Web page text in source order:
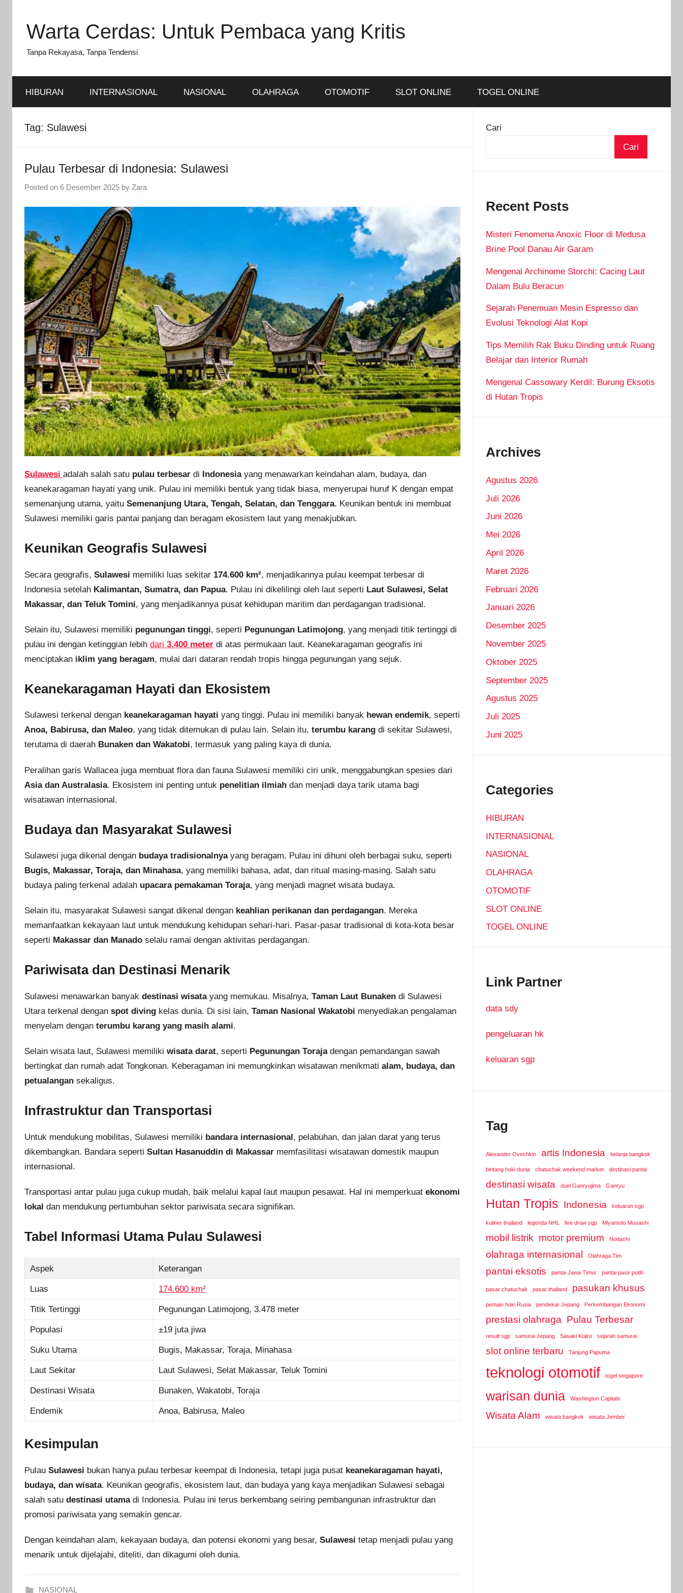
content
Warta Cerdas: Untuk Pembaca yang Kritis
Tanpa Rekayasa, Tanpa Tendensi
HIBURAN INTERNASIONAL NASIONAL OLAHRAGA OTOMOTIF SLOT ONLINE TOGEL ONLINE
Tag: Sulawesi
Pulau Terbesar di Indonesia: Sulawesi
Posted on 6 Desember 2025 by Zara
Sulawesi adalah salah satu pulau terbesar di Indonesiayang menawarkan keindahan alam, budaya, dan
keanekaragaman hayati yang unik. Pulau ini memiliki bentuk yang tidak biasa, menyerupai huruf K dengan empat
semenanjung utama, yaitu Semenanjung Utara, Tengah, Selatan, dan Tenggara. Keunikan bentuk ini membuat
Sulawesi memiliki garis pantai panjang dan beragam ekosistem laut yang menakjubkan.
Keunikan Geografis Sulawesi
Secara geografis, Sulawesi memiliki luas sekitar 174.600 km², menjadikannya pulau keempat terbesar di
Indonesia setelah Kalimantan, Sumatra, dan Papua. Pulau ini dikelilingi oleh laut seperti Laut Sulawesi, Selat
Makassar, dan Teluk Tomini, yang menjadikannya pusat kehidupan maritim dan perdagangan tradisional.
Selain itu, Sulawesi memiliki pegunungan tinggi, seperti Pegunungan Latimojong, yang menjadi titik tertinggi di
pulau ini dengan ketinggian lebih dari 3.400 meter di atas permukaan laut. Keanekaragaman geografis ini
menciptakan iklim yang beragam, mulai dari dataran rendah tropis hingga pegunungan yang sejuk.
Keanekaragaman Hayati dan Ekosistem
Sulawesi terkenal dengan keanekaragaman hayati yang tinggi. Pulau ini memiliki banyak hewan endemik, seperti
Anoa, Babirusa, dan Maleo, yang tidak ditemukan di pulau lain. Selain itu, terumbu karang di sekitar Sulawesi,
terutama di daerah Bunaken dan Wakatobi, termasuk yang paling kaya di dunia.
Peralihan garis Wallacea juga membuat flora dan fauna Sulawesi memiliki ciri unik, menggabungkan spesies dari
Asia dan Australasia. Ekosistem ini penting untuk penelitian ilmiah dan menjadi daya tarik utama bagi
wisatawan internasional.
Budaya dan Masyarakat Sulawesi
Sulawesi juga dikenal dengan budaya tradisionalnyayang beragam. Pulau ini dihuni oleh berbagai suku, seperti
Bugis, Makassar, Toraja, dan Minahasa, yang memiliki bahasa, adat, dan ritual masing-masing. Salah satu
budaya paling terkenal adalah upacara pemakaman Toraja, yang menjadi magnet wisata budaya.
Selain itu, masyarakat Sulawesi sangat dikenal dengan keahlian perikanan dan perdagangan. Mereka
memanfaatkan kekayaan laut untuk mendukung kehidupan sehari-hari. Pasar-pasar tradisional di kota-kota besar
seperti Makassar dan Manado selalu ramai dengan aktivitas perdagangan.
Pariwisata dan Destinasi Menarik
Sulawesi menawarkan banyak destinasi wisatayang memukau. Misalnya, Taman Laut Bunaken di Sulawesi
Utara terkenal dengan spot diving kelas dunia. Di sisi lain, Taman Nasional Wakatobi menyediakan pengalaman
menyelam dengan terumbu karang yang masih alami.
Selain wisata laut, Sulawesi memiliki wisata darat, seperti Pegunungan Torajadengan pemandangan sawah
bertingkat dan rumah adat Tongkonan. Keberagaman ini memungkinkan wisatawan menikmati alam, budaya, dan
petualangan sekaligus.
Infrastruktur dan Transportasi
Untuk mendukung mobilitas, Sulawesi memiliki bandara internasional, pelabuhan, dan jalan darat yang terus
dikembangkan. Bandara seperti Sultan Hasanuddin di Makassar memfasilitasi wisatawan domestik maupun
internasional.
Transportasi antar pulau juga cukup mudah, baik melalui kapal laut maupun pesawat. Hal ini memperkuat ekonomi
lokal dan mendukung pertumbuhan sektor pariwisata secara signifikan.
Tabel Informasi Utama Pulau Sulawesi
Aspek Keterangan
Luas 174.600 km²
Titik Tertinggi Pegunungan Latimojong, 3.478 meter
Populasi ±19 juta jiwa
Suku Utama Bugis, Makassar, Toraja, Minahasa
Laut Sekitar Laut Sulawesi, Selat Makassar, Teluk Tomini
Destinasi Wisata Bunaken, Wakatobi, Toraja
Endemik Anoa, Babirusa, Maleo
Kesimpulan
Pulau Sulawesi bukan hanya pulau terbesar keempat di Indonesia, tetapi juga pusat keanekaragaman hayati,
budaya, dan wisata. Keunikan geografis, ekosistem laut, dan budaya yang kaya menjadikan Sulawesi sebagai
salah satu destinasi utamadi Indonesia. Pulau ini terus berkembang seiring pembangunan infrastruktur dan
promosi pariwisata yang semakin gencar.
Dengan keindahan alam, kekayaan budaya, dan potensi ekonomi yang besar, Sulawesi tetap menjadi pulau yang
menarik untuk dijelajahi, diteliti, dan dikagumi oleh dunia.
NASIONAL
Cari
Cari
Recent Posts
Misteri Fenomena Anoxic Floor di Medusa
Brine Pool Danau Air Garam
Mengenal Archinome Storchi: Cacing Laut
Dalam Bulu Beracun
Sejarah Penemuan Mesin Espresso dan
Evolusi Teknologi Alat Kopi
Tips Memilih Rak Buku Dinding untuk Ruang
Belajar dan Interior Rumah
Mengenal Cassowary Kerdil: Burung Eksotis
di Hutan Tropis
Archives
Agustus 2026
Juli 2026
Juni 2026
Mei 2026
April 2026
Maret 2026
Februari 2026
Januari 2026
Desember 2025
November 2025
Oktober 2025
September 2025
Agustus 2025
Juli 2025
Juni 2025
Categories
HIBURAN
INTERNASIONAL
NASIONAL
OLAHRAGA
OTOMOTIF
SLOT ONLINE
TOGEL ONLINE
Link Partner
data sdy
pengeluaran hk
keluaran sgp
Tag
Alexander Ovechkin artis Indonesia belanja bangkok
bintang hoki dunia chatuchak weekend market destinasi pantai
destinasi wisata duel Ganryujima Ganryu
Hutan Tropis Indonesia keluaran sgp
kuliner thailand legenda NHL live draw sgp Miyamoto Musashi
mobil listrik motor premium Nodachi
olahraga internasional Olahraga Tim
pantai eksotis pantai Jawa Timur pantai pasir putih
pasar chatuchak pasar thailand pasukan khusus
pemain hoki Rusia pendekar Jepang Perkembangan Ekonomi.
prestasi olahraga Pulau Terbesar
result sgp samurai Jepang Sasaki Kojiro sejarah samurai
slot online terbaru Tanjung Papuma
teknologi otomotif togel singapore
warisan dunia Washington Capitals
Wisata Alam wisata bangkok wisata Jember